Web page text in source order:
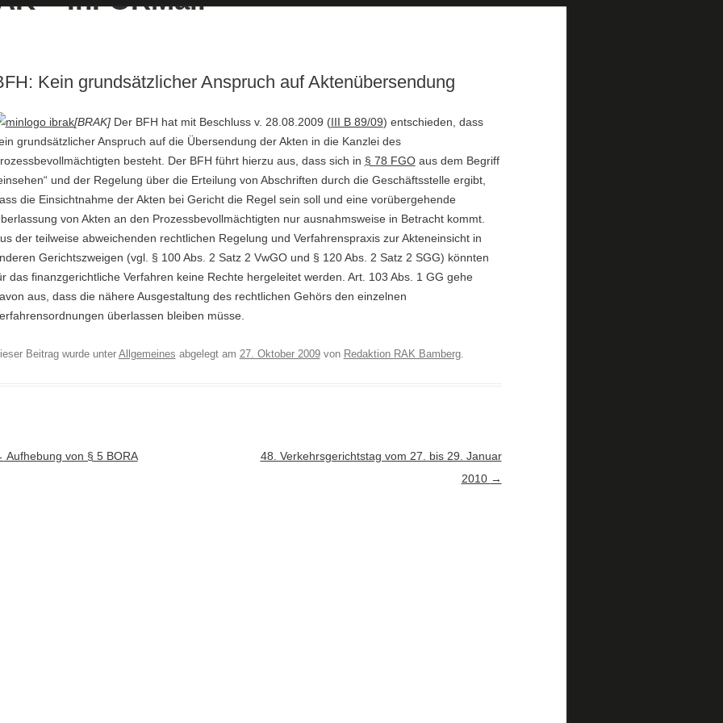
Kein grundsätzlicher Anspruch auf Aktenübersendung
[BRAK] Der BFH hat mit Beschluss v. 28.08.2009 (III B 89/09) entschieden, dass
grundsätzlicher Anspruch auf die Übersendung der Akten in die Kanzlei des
besteht. Der BFH führt hierzu aus, dass sich in § 78 FGOaus dem Begriff
und der Regelung über die Erteilung von Abschriften durch die Geschäftsstelle ergibt,
die Einsichtnahme der Akten bei Gericht die Regel sein soll und eine vorübergehende
von Akten an den Prozessbevollmächtigten nur ausnahmsweise in Betracht kommt.
der teilweise abweichenden rechtlichen Regelung und Verfahrenspraxis zur Akteneinsicht in
Gerichtszweigen (vgl. § 100 Abs. 2 Satz 2 VwGO und § 120 Abs. 2 Satz 2 SGG) könnten
das finanzgerichtliche Verfahren keine Rechte hergeleitet werden. Art. 103 Abs. 1 GG gehe
aus, dass die nähere Ausgestaltung des rechtlichen Gehörs den einzelnen
überlassen bleiben müsse.
Beitrag wurde unterAllgemeines abgelegt am 27. Oktober 2009von Redaktion RAK Bamberg.
Navigation
Aufhebung von § 5 BORA
48. Verkehrsgerichtstag vom 27. bis 29. Januar
2010 →